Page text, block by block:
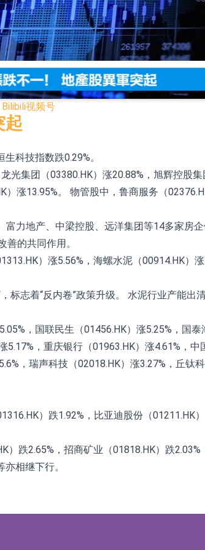
送样
Bilibili视频号
起
科技指数跌0.29%。
集团（03380.HK）涨20.88%，旭辉控股
涨13.95%。 物管股中，鲁商服务（
力地产、中梁控股、远洋集团等14多家房
善的共同作用。
）涨5.56%，海螺水泥（00914.HK）
志着“反内卷”政策升级。 水泥行业产能出
，国联民生（01456.HK）涨5.25%，国
，重庆银行（01963.HK）涨4.61%，中
，瑞声科技（02018.HK）涨3.27%，丘钛
）跌1.92%，比亚迪股份（01211.HK
跌2.65%，招商矿业（01818.HK）跌2.03%
相继下行。